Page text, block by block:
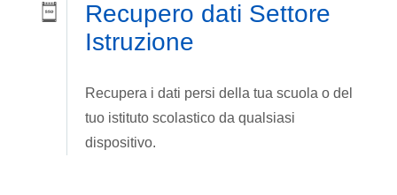
Recupero dati Settore
Istruzione
Recupera i dati persi della tua scuola o del
tuo istituto scolastico da qualsiasi
dispositivo.